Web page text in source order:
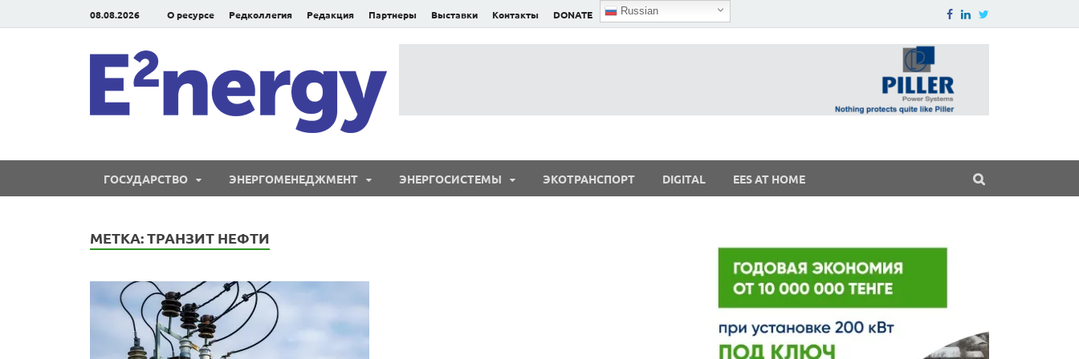
08.08.2026 О ресурсе Редколлегия Редакция Партнеры Выставки Контакты DONATE Russian
ГОСУДАРСТВО ЭНЕРГОМЕНЕДЖМЕНТ ЭНЕРГОСИСТЕМЫ ЭКОТРАНСПОРТ DIGITAL EES AT HOME
МЕТКА:ТРАНЗИТ НЕФТИ